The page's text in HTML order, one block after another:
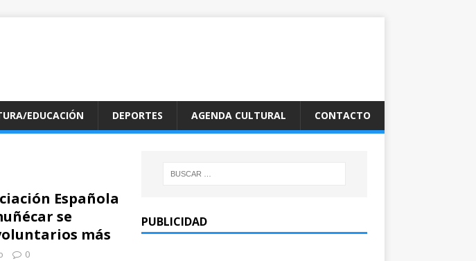
EDUCACIÓN DEPORTES AGENDA CULTURAL CONTACTO
Española
se
más
0
PUBLICIDAD